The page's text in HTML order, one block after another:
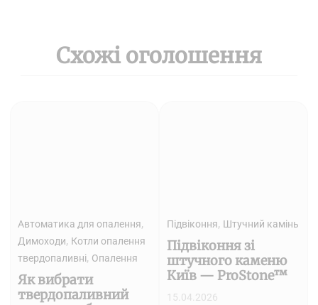
Схожі оголошення
Автоматика для опалення,
Димоходи, Котли опалення
твердопаливні, Опалення
Як вибрати
твердопаливний
Підвіконня, Штучний камінь
Підвіконня зі
штучного каменю
Київ — ProStone™
15.04.2026